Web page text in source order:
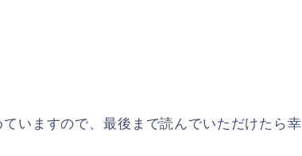
いますので、最後まで読んでいただけたら幸